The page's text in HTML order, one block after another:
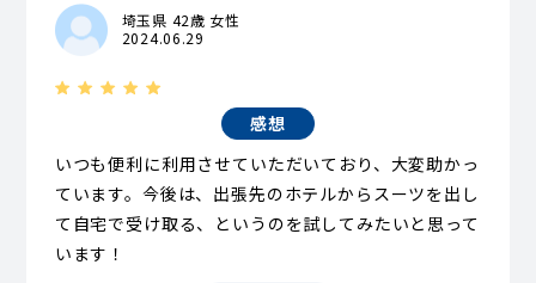
埼玉県 42歳 女性
2024.06.29
感想
いつも便利に利用させていただいており、大変助かっ
ています。今後は、出張先のホテルからスーツを出し
て自宅で受け取る、というのを試してみたいと思って
います！